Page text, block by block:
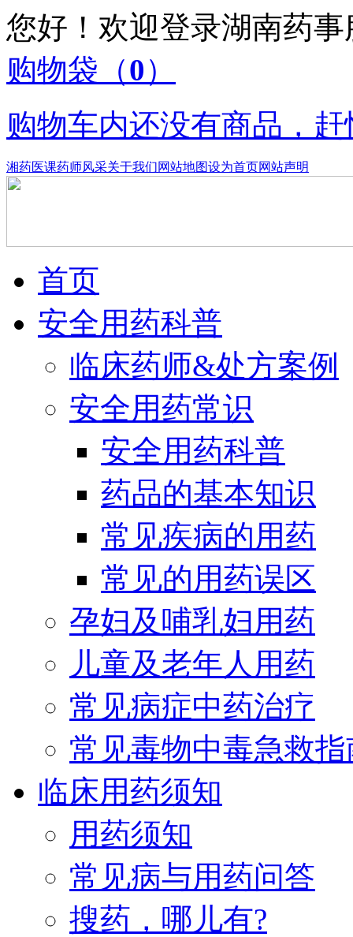
您好！欢迎登录湖南药
购物袋 （0）
购物车内还没有商品，
湘药医课药师风采关于我们网站地图设为首页网站声明
首页
安全用药科普
临床药师&处方案例
安全用药常识
安全用药科普
药品的基本知识
常见疾病的用药
常见的用药误区
孕妇及哺乳妇用药
儿童及老年人用药
常见病症中药治疗
常见毒物中毒急救指
临床用药须知
用药须知
常见病与用药问答
搜药，哪儿有?